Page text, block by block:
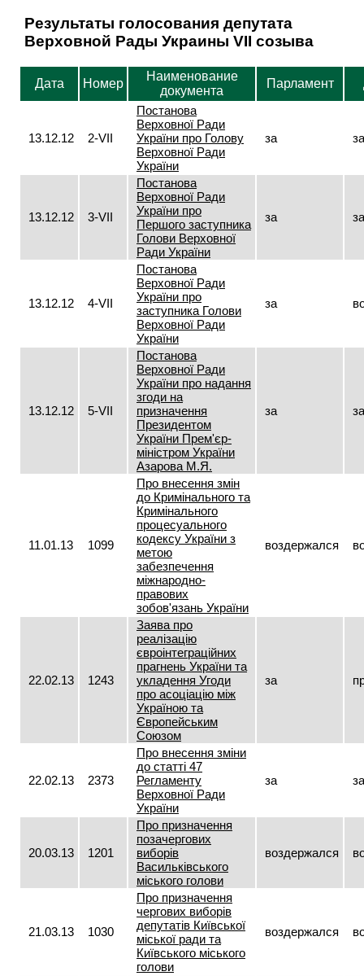
Результаты голосования депутата
Верховной Рады Украины VII созыва
Дата Номер
Наименование
документа
Парламент
13.12.12 2-VII
Постанова
Верховної Ради
України про Голову
Верховної Ради
України
за за
13.12.12 3-VII
Постанова
Верховної Ради
України про
Першого заступника
Голови Верховної
Ради України
за за
13.12.12 4-VII
Постанова
Верховної Ради
України про
заступника Голови
Верховної Ради
України
за
13.12.12 5-VII
Постанова
Верховної Ради
України про надання
згоди на
призначення
Президентом
України Прем'єр-
міністром України
Азарова М.Я.
за за
11.01.13 1099
Про внесення змін
до Кримінального та
Кримінального
процесуального
кодексу України з
метою
забезпечення
міжнародно-
правових
зобов'язань України
воздержался
22.02.13 1243
Заява про
реалізацію
євроінтеграційних
прагнень України та
укладення Угоди
про асоціацію між
Україною та
Європейським
Союзом
за
22.02.13 2373
Про внесення зміни
до статті 47
Регламенту
Верховної Ради
України
за за
20.03.13 1201
Про призначення
позачергових
виборів
Васильківського
міського голови
воздержался
21.03.13 1030
Про призначення
чергових виборів
депутатів Київської
міської ради та
Київського міського
голови
воздержался